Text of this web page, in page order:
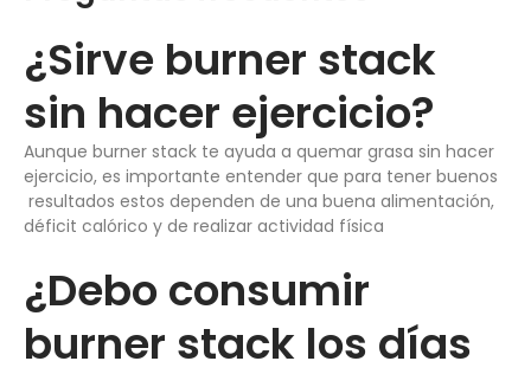
¿Sirve burner stack
sin hacer ejercicio?
Aunque burner stack te ayuda a quemar grasa sin hacer
ejercicio, es importante entender que para tener buenos
resultados estos dependen de una buena alimentación,
déficit calórico y de realizar actividad física
¿Debo consumir
burner stack los días